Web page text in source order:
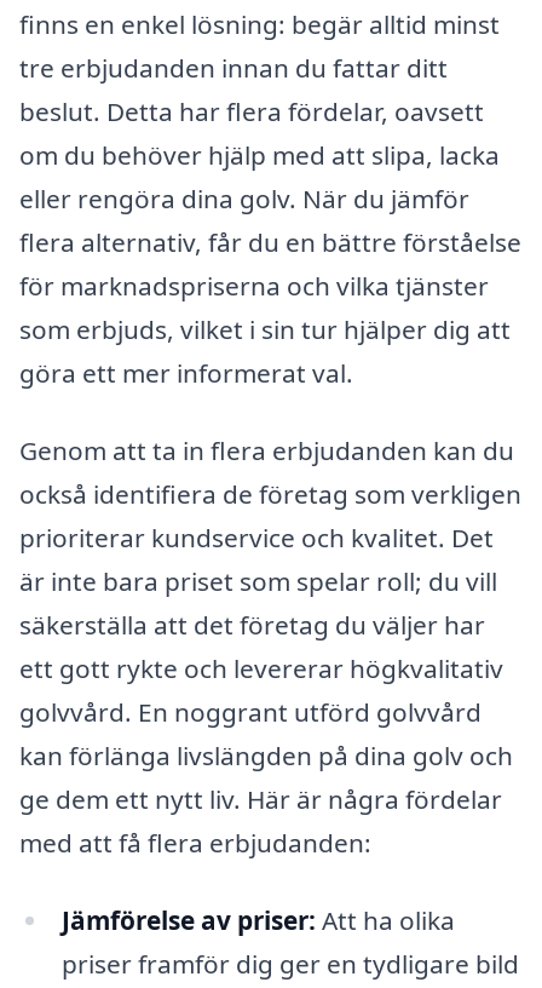
finns en enkel lösning: begär alltid minst
tre erbjudanden innan du fattar ditt
beslut. Detta har flera fördelar, oavsett
om du behöver hjälp med att slipa, lacka
eller rengöra dina golv. När du jämför
flera alternativ, får du en bättre förståelse
för marknadspriserna och vilka tjänster
som erbjuds, vilket i sin tur hjälper dig att
göra ett mer informerat val.
Genom att ta in flera erbjudanden kan du
också identifiera de företag som verkligen
prioriterar kundservice och kvalitet. Det
är inte bara priset som spelar roll; du vill
säkerställa att det företag du väljer har
ett gott rykte och levererar högkvalitativ
golvvård. En noggrant utförd golvvård
kan förlänga livslängden på dina golv och
ge dem ett nytt liv. Här är några fördelar
med att få flera erbjudanden:
Jämförelse av priser: Att ha olika
priser framför dig ger en tydligare bild